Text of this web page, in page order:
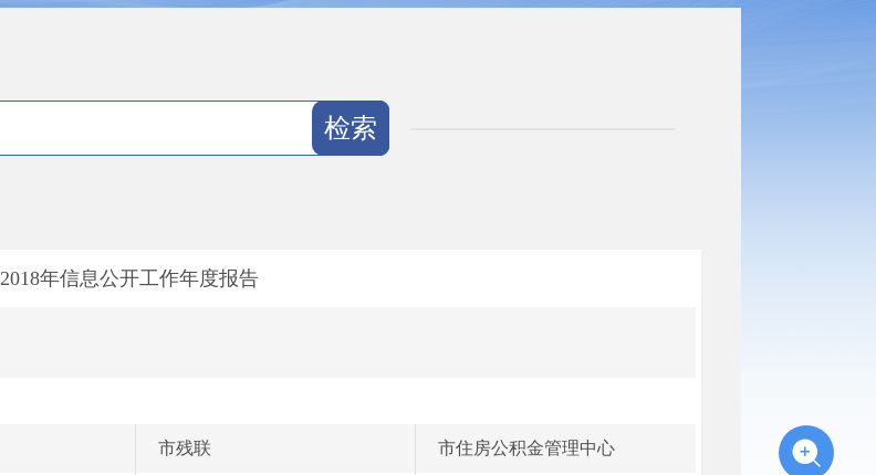
年信息公开工作年度报告
市残联 市住房公积金管理中心